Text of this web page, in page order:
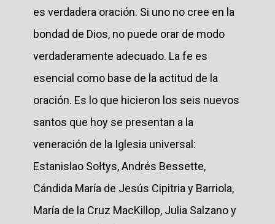
es verdadera oración. Si uno no cree en la
bondad de Dios, no puede orar de modo
verdaderamente adecuado. La fe es
esencial como base de la actitud de la
oración. Es lo que hicieron los seis nuevos
santos que hoy se presentan a la
veneración de la Iglesia universal:
Estanislao Sołtys, Andrés Bessette,
Cándida María de Jesús Cipitria y Barriola,
María de la Cruz MacKillop, Julia Salzano y